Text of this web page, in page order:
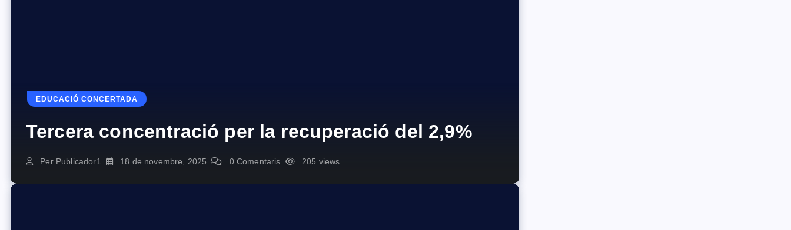
EDUCACIÓ CONCERTADA
Tercera concentració per la recuperació del 2,9%
Per Publicador1 18 de novembre, 2025 0 Comentaris 205 views